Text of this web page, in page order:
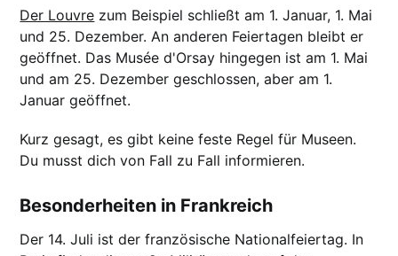
Der Louvre zum Beispiel schließt am 1. Januar, 1. Mai
und 25. Dezember. An anderen Feiertagen bleibt er
geöffnet. Das Musée d'Orsay hingegen ist am 1. Mai
und am 25. Dezember geschlossen, aber am 1.
Januar geöffnet.
Kurz gesagt, es gibt keine feste Regel für Museen.
Du musst dich von Fall zu Fall informieren.
Besonderheiten in Frankreich
Der 14. Juli ist der französische Nationalfeiertag. In